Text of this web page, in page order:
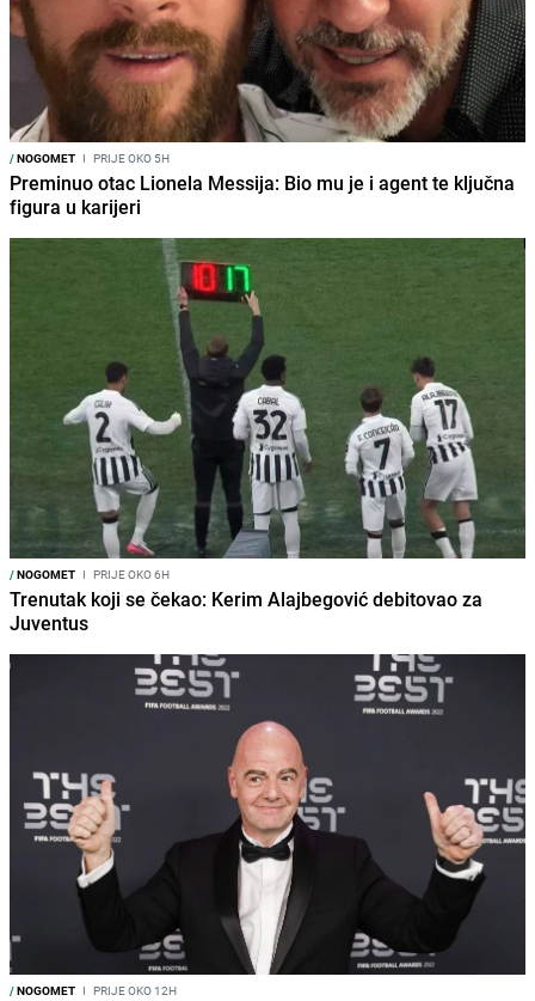
/NOGOMET I PRIJE OKO 5H
Preminuo otac Lionela Messija: Bio mu je i agent te ključna
figura u karijeri
/NOGOMET I PRIJE OKO 6H
Trenutak koji se čekao: Kerim Alajbegović debitovao za
Juventus
/NOGOMET I PRIJE OKO 12H